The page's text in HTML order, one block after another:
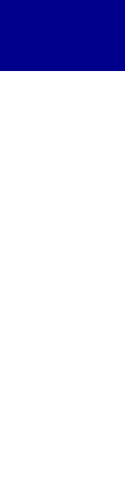
Zur